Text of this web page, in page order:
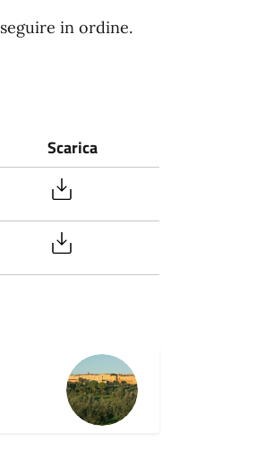
in ordine.
Scarica